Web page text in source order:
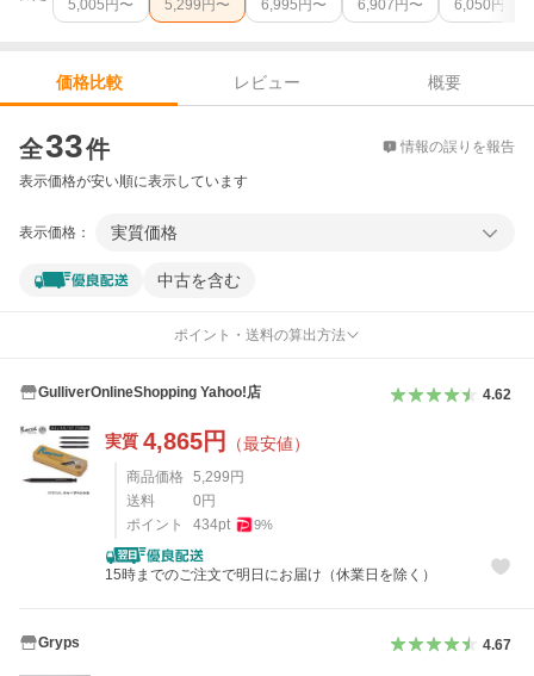
5,005 円〜 5,299 円〜 6,995 円〜 6,907 円〜 6,050 円〜
価格比較 レビュー
概要
全33件 情報の誤りを報告
表示価格が安い順に表示しています
表示価格： 実質価格
中古を含む
ポイント・送料の算出方法
GulliverOnlineShopping Yahoo!店 4.62
実質 4,865円 （最安値）
商品価格 5,299 円
送料
0 円
ポイント
434pt 9%
15時までのご注文で明日にお届け（休業日を除く）
Gryps 4.67